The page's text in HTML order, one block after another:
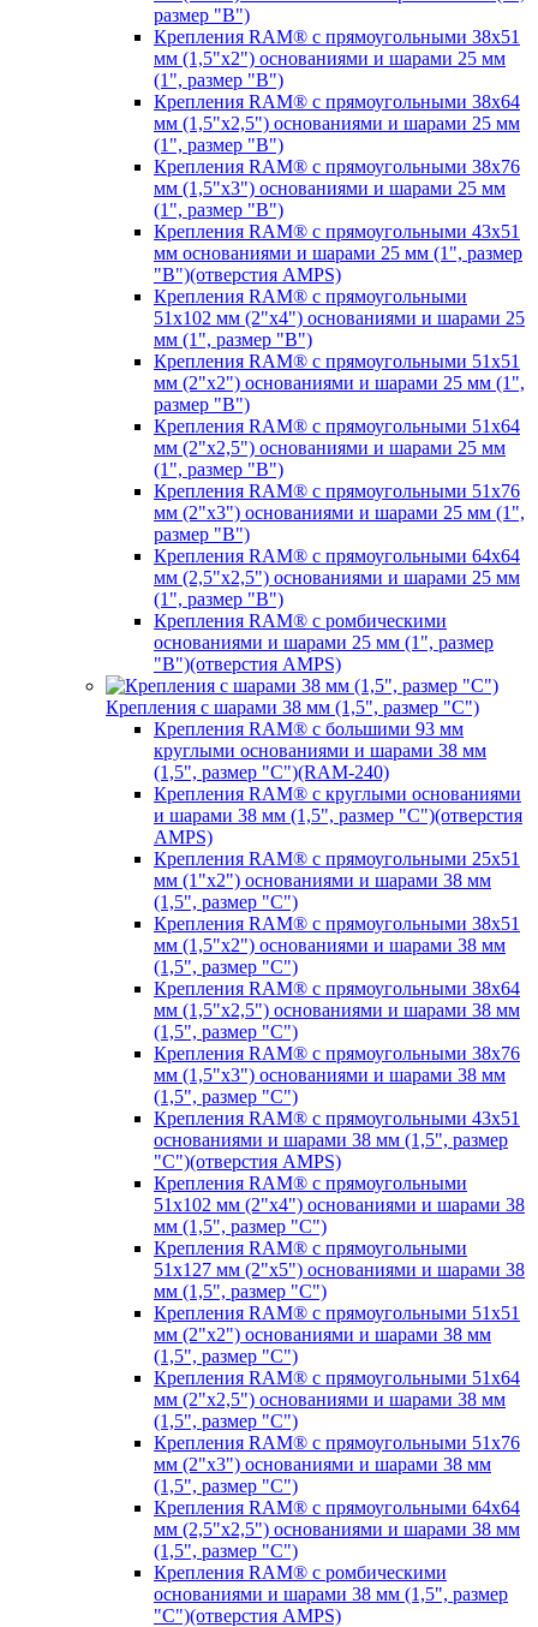
размер "B")
Крепления RAM® с прямоугольными 38х51
мм (1,5"х2") основаниями и шарами 25 мм
(1", размер "B")
Крепления RAM® с прямоугольными 38х64
мм (1,5"х2,5") основаниями и шарами 25 мм
(1", размер "B")
Крепления RAM® с прямоугольными 38х76
мм (1,5"х3") основаниями и шарами 25 мм
(1", размер "B")
Крепления RAM® с прямоугольными 43x51
мм основаниями и шарами 25 мм (1", размер
"B")(отверстия AMPS)
Крепления RAM® с прямоугольными
51х102 мм (2"х4") основаниями и шарами 25
мм (1", размер "B")
Крепления RAM® с прямоугольными 51х51
мм (2"х2") основаниями и шарами 25 мм (1",
размер "B")
Крепления RAM® с прямоугольными 51х64
мм (2"х2,5") основаниями и шарами 25 мм
(1", размер "B")
Крепления RAM® с прямоугольными 51х76
мм (2"х3") основаниями и шарами 25 мм (1",
размер "B")
Крепления RAM® с прямоугольными 64х64
мм (2,5"х2,5") основаниями и шарами 25 мм
(1", размер "B")
Крепления RAM® с ромбическими
основаниями и шарами 25 мм (1", размер
"B")(отверстия AMPS)
Крепления с шарами 38 мм (1,5", размер "C")
Крепления RAM® с большими 93 мм
круглыми основаниями и шарами 38 мм
(1,5", размер "C")(RAM-240)
Крепления RAM® с круглыми основаниями
и шарами 38 мм (1,5", размер "C")(отверстия
AMPS)
Крепления RAM® с прямоугольными 25х51
мм (1"х2") основаниями и шарами 38 мм
(1,5", размер "C")
Крепления RAM® с прямоугольными 38х51
мм (1,5"х2") основаниями и шарами 38 мм
(1,5", размер "C")
Крепления RAM® с прямоугольными 38х64
мм (1,5"х2,5") основаниями и шарами 38 мм
(1,5", размер "C")
Крепления RAM® с прямоугольными 38х76
мм (1,5"х3") основаниями и шарами 38 мм
(1,5", размер "C")
Крепления RAM® с прямоугольными 43х51
основаниями и шарами 38 мм (1,5", размер
"C")(отверстия AMPS)
Крепления RAM® с прямоугольными
51х102 мм (2"х4") основаниями и шарами 38
мм (1,5", размер "C")
Крепления RAM® с прямоугольными
51х127 мм (2"х5") основаниями и шарами 38
мм (1,5", размер "C")
Крепления RAM® с прямоугольными 51х51
мм (2"х2") основаниями и шарами 38 мм
(1,5", размер "C")
Крепления RAM® с прямоугольными 51х64
мм (2"х2,5") основаниями и шарами 38 мм
(1,5", размер "C")
Крепления RAM® с прямоугольными 51х76
мм (2"х3") основаниями и шарами 38 мм
(1,5", размер "C")
Крепления RAM® с прямоугольными 64х64
мм (2,5"х2,5") основаниями и шарами 38 мм
(1,5", размер "C")
Крепления RAM® с ромбическими
основаниями и шарами 38 мм (1,5", размер
"C")(отверстия AMPS)